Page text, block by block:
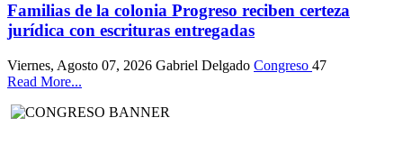
Familias de la colonia Progreso reciben certeza
jurídica con escrituras entregadas
Viernes, Agosto 07, 2026 Gabriel Delgado Congreso 47
Read More...